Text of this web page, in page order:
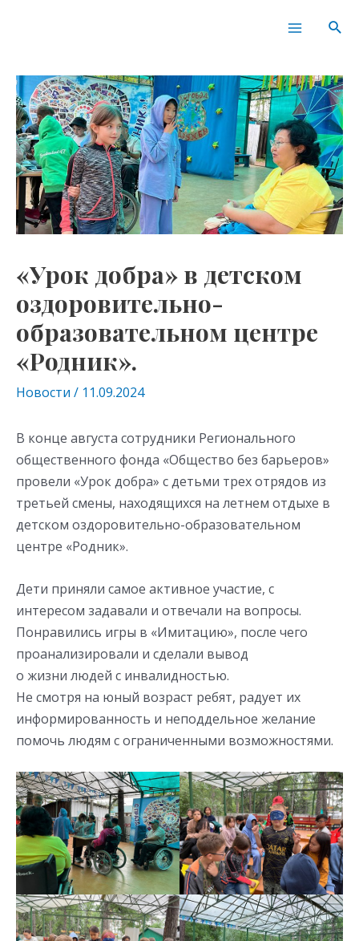
Main
«Урок добра» в детском
оздоровительно-
образовательном центре
«Родник».
Новости / 11.09.2024
В конце августа сотрудники Регионального
общественного фонда «Общество без барьеров»
провели «Урок добра» с детьми трех отрядов из
третьей смены, находящихся на летнем отдыхе в
детском оздоровительно-образовательном
центре «Родник».
Дети приняли самое активное участие, с
интересом задавали и отвечали на вопросы.
Понравились игры в «Имитацию», после чего
проанализировали и сделали вывод
о жизни людей с инвалидностью.
Не смотря на юный возраст ребят, радует их
информированность и неподдельное желание
помочь людям с ограниченными возможностями.